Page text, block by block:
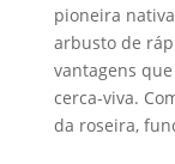
pioneira
arbusto de
vantagens
cerca-viva.
da roseira,